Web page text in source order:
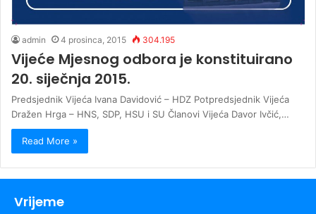
admin 4 prosinca, 2015 304.195
Vijeće Mjesnog odbora je konstituirano
20. siječnja 2015.
Predsjednik Vijeća Ivana Davidović – HDZ Potpredsjednik Vijeća
Dražen Hrga – HNS, SDP, HSU i SU Članovi Vijeća Davor Ivčić,…
Read More »
Vrijeme